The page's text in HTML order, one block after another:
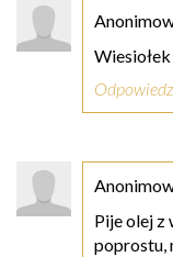
Odpowiedz
Pije olej z
poprostu,